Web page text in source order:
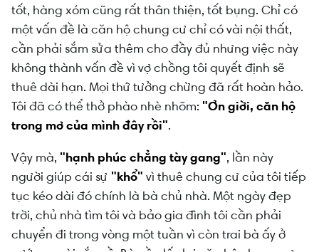
tốt, hàng xóm cũng rất thân thiện, tốt bụng. Chỉ có
một vấn đề là căn hộ chung cư chỉ có vài nội thất,
cần phải sắm sửa thêm cho đầy đủ nhưng việc này
không thành vấn đề vì vợ chồng tôi quyết định sẽ
thuê dài hạn. Mọi thứ tưởng chừng đã rất hoàn hảo.
Tôi đã có thể thở phào nhè nhõm: "Ơn giời, căn hộ
trong mơ của mình đây rồi".
Vậy mà, "hạnh phúc chẳng tày gang", lần này
người giúp cái sự "khổ" vì thuê chung cư của tôi tiếp
tục kéo dài đó chính là bà chủ nhà. Một ngày đẹp
trời, chủ nhà tìm tôi và bảo gia đình tôi cần phải
chuyển đi trong vòng một tuần vì còn trai bà ấy ở